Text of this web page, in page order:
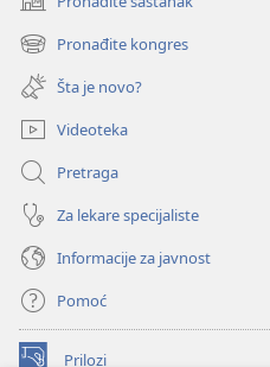
(otvara
novi
prozor)
Pronađite kongres
(otvara
novi
prozor)
Šta je novo?
Videoteka
Pretraga
Za lekare specijaliste
Informacije za javnost
Pomoć
Prilozi